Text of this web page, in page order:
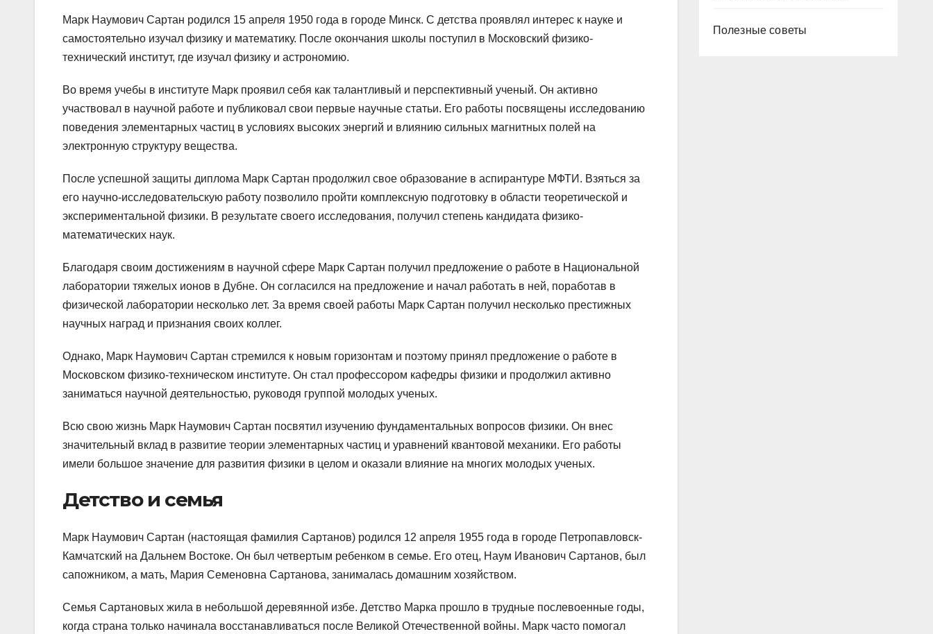
Марк Наумович Сартан родился 15 апреля 1950 года в городе Минск. С детства проявлял интерес к науке и
самостоятельно изучал физику и математику. После окончания школы поступил в Московский физико-
технический институт, где изучал физику и астрономию.
Во время учебы в институте Марк проявил себя как талантливый и перспективный ученый. Он активно
участвовал в научной работе и публиковал свои первые научные статьи. Его работы посвящены исследованию
поведения элементарных частиц в условиях высоких энергий и влиянию сильных магнитных полей на
электронную структуру вещества.
После успешной защиты диплома Марк Сартан продолжил свое образование в аспирантуре МФТИ. Взяться за
его научно-исследовательскую работу позволило пройти комплексную подготовку в области теоретической и
экспериментальной физики. В результате своего исследования, получил степень кандидата физико-
математических наук.
Благодаря своим достижениям в научной сфере Марк Сартан получил предложение о работе в Национальной
лаборатории тяжелых ионов в Дубне. Он согласился на предложение и начал работать в ней, поработав в
физической лаборатории несколько лет. За время своей работы Марк Сартан получил несколько престижных
научных наград и признания своих коллег.
Однако, Марк Наумович Сартан стремился к новым горизонтам и поэтому принял предложение о работе в
Московском физико-техническом институте. Он стал профессором кафедры физики и продолжил активно
заниматься научной деятельностью, руководя группой молодых ученых.
Всю свою жизнь Марк Наумович Сартан посвятил изучению фундаментальных вопросов физики. Он внес
значительный вклад в развитие теории элементарных частиц и уравнений квантовой механики. Его работы
имели большое значение для развития физики в целом и оказали влияние на многих молодых ученых.
Детство и семья
Марк Наумович Сартан (настоящая фамилия Сартанов) родился 12 апреля 1955 года в городе Петропавловск-
Камчатский на Дальнем Востоке. Он был четвертым ребенком в семье. Его отец, Наум Иванович Сартанов, был
сапожником, а мать, Мария Семеновна Сартанова, занималась домашним хозяйством.
Семья Сартановых жила в небольшой деревянной избе. Детство Марка прошло в трудные послевоенные годы,
когда страна только начинала восстанавливаться после Великой Отечественной войны. Марк часто помогал
Полезные советы